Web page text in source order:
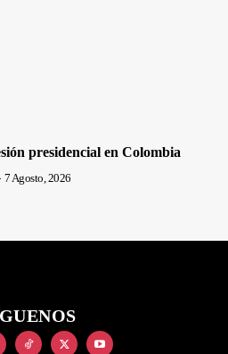
presidencial en Colombia
7 Agosto, 2026